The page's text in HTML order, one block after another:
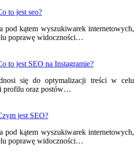
to jest seo?
pod kątem wyszukiwarek internetowych,
poprawę widoczności…
to jest SEO na Instagramie?
się do optymalizacji treści w celu
profilu oraz postów…
jest SEO?
pod kątem wyszukiwarek internetowych,
poprawę widoczności…